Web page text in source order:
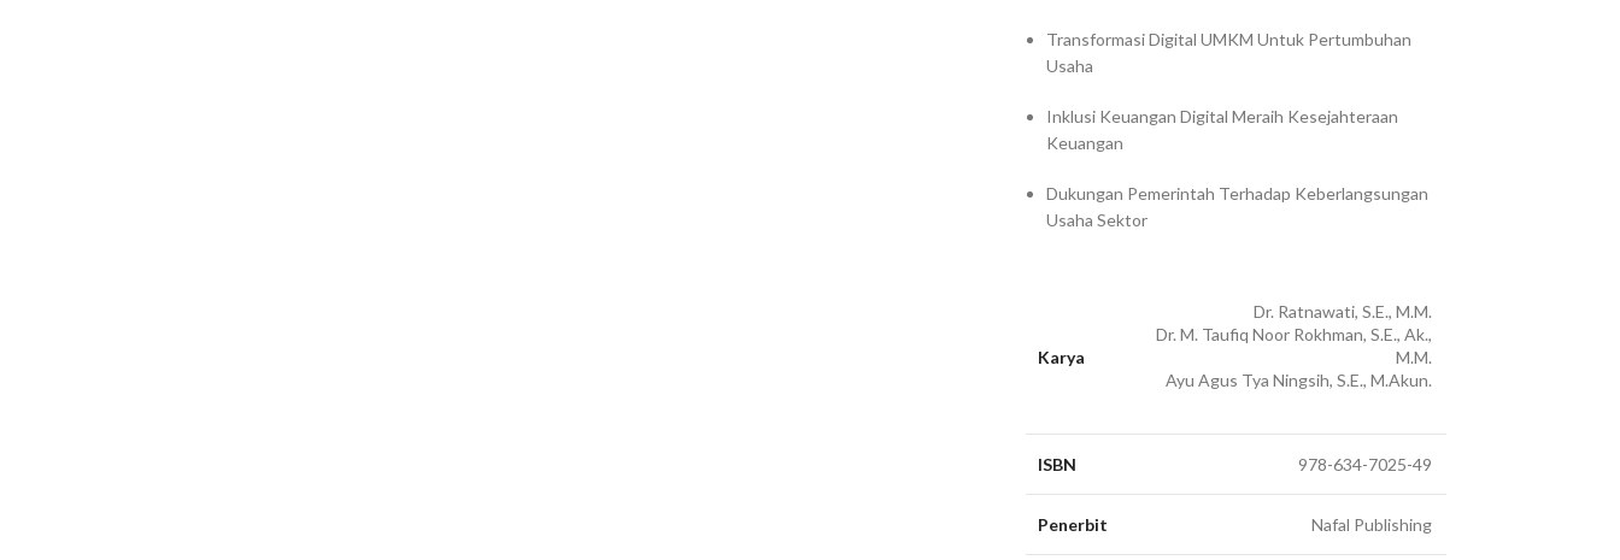
Transformasi Digital UMKM Untuk Pertumbuhan
Usaha
Inklusi Keuangan Digital Meraih Kesejahteraan
Keuangan
Dukungan Pemerintah Terhadap Keberlangsungan
Usaha Sektor
Karya
Dr. Ratnawati, S.E., M.M.
Dr. M. Taufiq Noor Rokhman, S.E., Ak.,
M.M.
Ayu Agus Tya Ningsih, S.E., M.Akun.
ISBN 978-634-7025-49
Penerbit Nafal Publishing